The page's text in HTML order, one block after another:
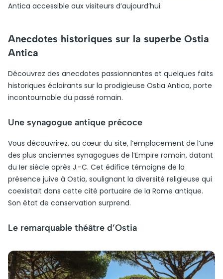
Antica accessible aux visiteurs d’aujourd’hui.
Anecdotes historiques sur la superbe Ostia
Antica
Découvrez des anecdotes passionnantes et quelques faits
historiques éclairants sur la prodigieuse Ostia Antica, porte
incontournable du passé romain.
Une synagogue antique précoce
Vous découvrirez, au cœur du site, l’emplacement de l’une
des plus anciennes synagogues de l’Empire romain, datant
du Ier siècle après J.-C. Cet édifice témoigne de la
présence juive à Ostia, soulignant la diversité religieuse qui
coexistait dans cette cité portuaire de la Rome antique.
Son état de conservation surprend.
Le remarquable théâtre d’Ostia